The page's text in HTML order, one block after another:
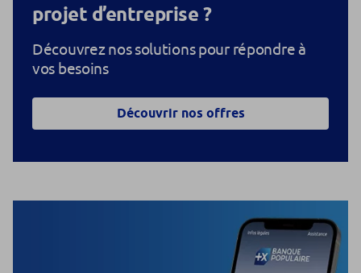
projet d’entreprise ?
Découvrez nos solutions pour répondre à
vos besoins
Découvrir nos offres